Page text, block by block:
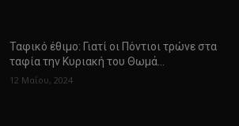
Ταφικό έθιμο: Γιατί οι Πόντιοι τρώνε στα
ταφία την Κυριακή του Θωμά…
12 Μαΐου, 2024